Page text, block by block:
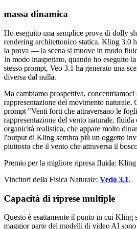
massa dinamica
Ho eseguito una semplice prova di dolly
rendering architettonico statica. Kling 3.0
la prova — la scena si muove in modo
In modo inaspettato, quando ho eseguito
stesso prompt, Veo 3.1 ha generato una
diversa dal nulla.
Ma cambiamo prospettiva,
rappresentazione del movimento naturale.
prompt "Venti forti che attraversano le
rappresentazione del vento naturale, fluida
organicità realistica, che appare molto
l'output di Kling sembra più un oggetto
piuttosto che il vento che attraversa il
Premio per la migliore ripresa fluida: Kling
Vincitori della Fisica Naturale: Vedo 3.1.
Capacità di riprese multiple
Questo è esattamente il punto in cui Kling
maggior parte dei modelli di video AI